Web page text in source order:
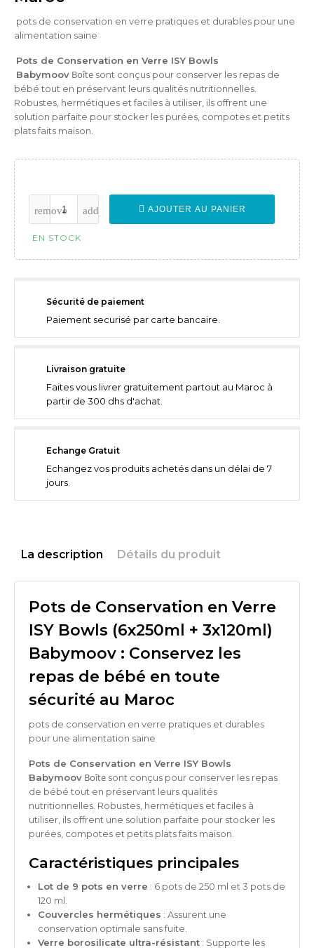
pots de conservation en verre pratiques et durables pour une
alimentation saine
Pots de Conservation en Verre ISY Bowls
Babymoov Boîte sont conçus pour conserver les repas de
bébé tout en préservant leurs qualités nutritionnelles.
Robustes, hermétiques et faciles à utiliser, ils offrent une
solution parfaite pour stocker les purées, compotes et petits
plats faits maison.
AJOUTER AU PANIER
EN STOCK
Sécurité de paiement
Paiement securisé par carte bancaire.
Livraison gratuite
Faites vous livrer gratuitement partout au Maroc à
partir de 300 dhs d'achat.
Echange Gratuit
Echangez vos produits achetés dans un délai de 7
jours.
La description Détails du produit
Pots de Conservation en Verre
ISY Bowls (6x250ml + 3x120ml)
Babymoov : Conservez les
repas de bébé en toute
sécurité au Maroc
pots de conservation en verre pratiques et durables
pour une alimentation saine
Pots de Conservation en Verre ISY Bowls
Babymoov Boîte sont conçus pour conserver les repas
de bébé tout en préservant leurs qualités
nutritionnelles. Robustes, hermétiques et faciles à
utiliser, ils offrent une solution parfaite pour stocker les
purées, compotes et petits plats faits maison.
Caractéristiques principales
Lot de 9 pots en verre : 6 pots de 250 ml et 3 pots de
120 ml.
Couvercles hermétiques : Assurent une
conservation optimale sans fuite.
Verre borosilicate ultra-résistant : Supporte les